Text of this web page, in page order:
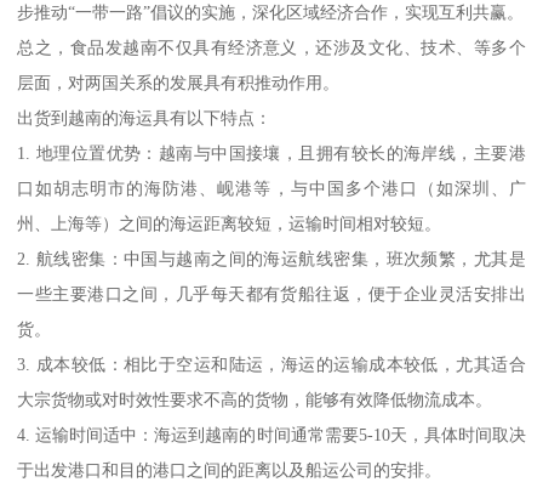
步推动“一带一路”倡议的实施，深化区域经济合作，实现互利共赢。
总之，食品发越南不仅具有经济意义，还涉及文化、技术、等多个
层面，对两国关系的发展具有积推动作用。
出货到越南的海运具有以下特点：
1. 地理位置优势：越南与中国接壤，且拥有较长的海岸线，主要港
口如胡志明市的海防港、岘港等，与中国多个港口（如深圳、广
州、上海等）之间的海运距离较短，运输时间相对较短。
2. 航线密集：中国与越南之间的海运航线密集，班次频繁，尤其是
一些主要港口之间，几乎每天都有货船往返，便于企业灵活安排出
货。
3. 成本较低：相比于空运和陆运，海运的运输成本较低，尤其适合
大宗货物或对时效性要求不高的货物，能够有效降低物流成本。
4. 运输时间适中：海运到越南的时间通常需要5-10天，具体时间取决
于出发港口和目的港口之间的距离以及船运公司的安排。